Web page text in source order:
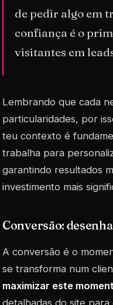
de pedir algo em
confiança é o
visitantes em
Lembrando que cada
particularidades, por
teu contexto é
trabalha para
garantindo resultados
investimento mais
Conversão:
A conversão é o
se transforma num
maximizar este
detalhadas do site